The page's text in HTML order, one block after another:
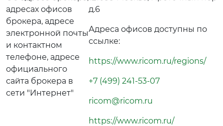
адресах офисов
брокера, адресе
электронной почты
и контактном
телефоне, адресе
официального
сайта брокера в
сети "Интернет"
д.6
Адреса офисов доступны по
ссылке:
https://www.ricom.ru/regions/
+7 (499) 241-53-07
ricom@ricom.ru
https://www.ricom.ru/